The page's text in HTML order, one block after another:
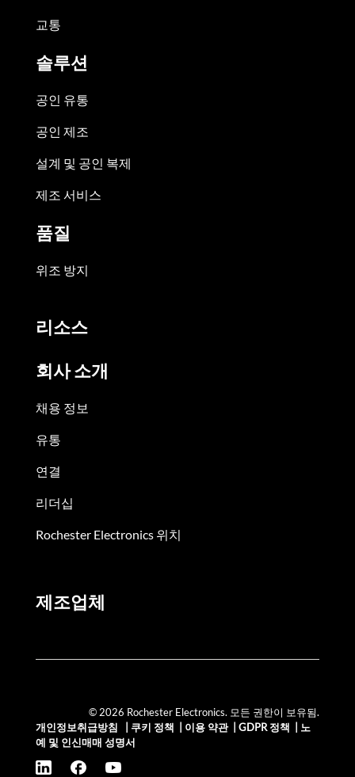
교통
솔루션
공인 유통
공인 제조
설계 및 공인 복제
제조 서비스
품질
위조 방지
리소스
회사 소개
채용 정보
유통
연결
리더십
Rochester Electronics 위치
제조업체
© 2026 Rochester Electronics. 모든 권한이 보유됨.
개인정보취급방침
쿠키 정책 이용 약관| GDPR 정책
노
예 및 인신매매 성명서